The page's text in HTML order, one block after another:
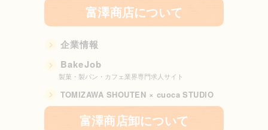
富澤商店について
企業情報
BakeJob
製菓・製パン・カフェ業界専門求人サイト
TOMIZAWA SHOUTEN × cuoca STUDIO
富澤商店卸について